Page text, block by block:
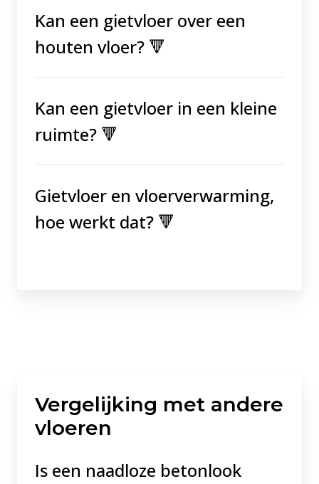
Kan een gietvloer over een
houten vloer? 🔻
Kan een gietvloer in een kleine
ruimte? 🔻
Gietvloer en vloerverwarming,
hoe werkt dat? 🔻
Vergelijking met andere
vloeren
Is een naadloze betonlook